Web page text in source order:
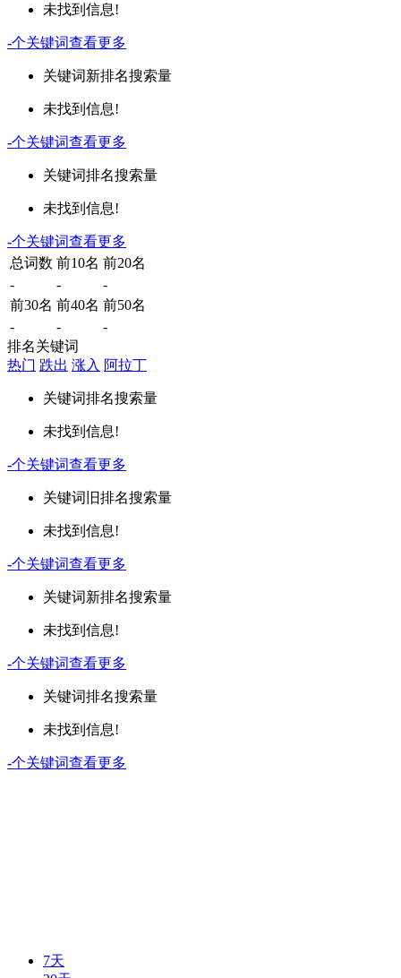
未找到信息!
-个关键词查看更多
关键词新排名搜索量
未找到信息!
-个关键词查看更多
关键词排名搜索量
未找到信息!
-个关键词查看更多
总词数 前10名 前20名
-
-
-
前30名 前40名 前50名
-
-
-
排名关键词
热门 跌出 涨入 阿拉丁
关键词排名搜索量
未找到信息!
-个关键词查看更多
关键词 旧排名搜索量
未找到信息!
-个关键词查看更多
关键词新排名搜索量
未找到信息!
-个关键词查看更多
关键词排名搜索量
未找到信息!
-个关键词查看更多
7天